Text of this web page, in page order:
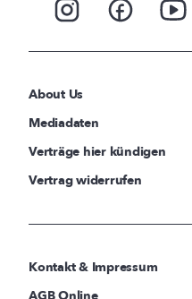
About Us
Mediadaten
Verträge hier kündigen
Vertrag widerrufen
Kontakt & Impressum